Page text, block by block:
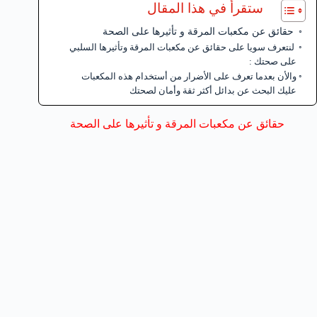
ستقرأ في هذا المقال
حقائق عن مكعبات المرقة و تأثيرها على الصحة
لنتعرف سويا على حقائق عن مكعبات المرقة وتأثيرها السلبي
على صحتك :
والأن بعدما تعرف على الأضرار من أستخدام هذه المكعبات
عليك البحث عن بدائل أكثر ثقة وأمان لصحتك
حقائق عن مكعبات المرقة و تأثيرها على الصحة